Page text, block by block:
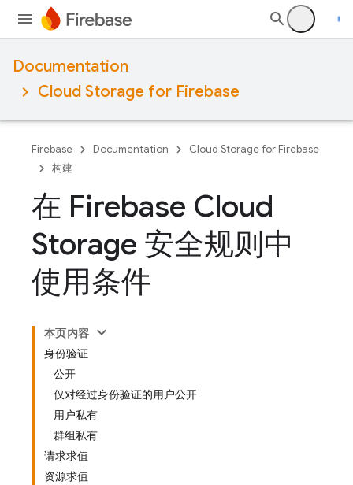
Documentation
Cloud Storage for Firebase
Firebase Documentation
Cloud Storage for Firebase
构建
在 Firebase Cloud
Storage 安全规则中
使用条件
本页内容
身份验证
公开
仅对经过身份验证的用户公开
用户私有
群组私有
请求求值
资源求值